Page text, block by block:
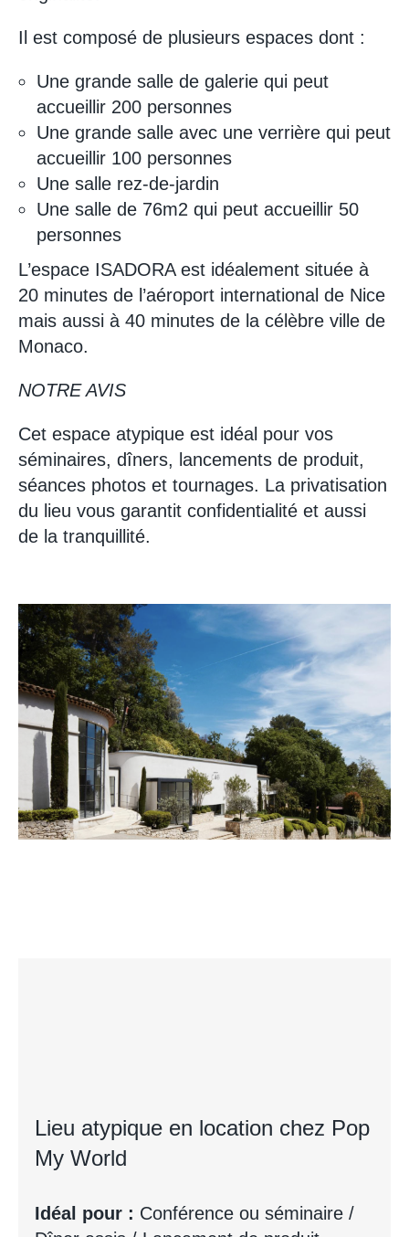
Il est composé de plusieurs espaces dont :
Une grande salle de galerie qui peut
accueillir 200 personnes
Une grande salle avec une verrière qui peut
accueillir 100 personnes
Une salle rez-de-jardin
Une salle de 76m2 qui peut accueillir 50
personnes
L’espace ISADORA est idéalement située à
20 minutes de l’aéroport international de Nice
mais aussi à 40 minutes de la célèbre ville de
Monaco.
NOTRE AVIS
Cet espace atypique est idéal pour vos
séminaires, dîners, lancements de produit,
séances photos et tournages. La privatisation
du lieu vous garantit confidentialité et aussi
de la tranquillité.
Lieu atypique en location chez Pop
My World
Idéal pour : Conférence ou séminaire /